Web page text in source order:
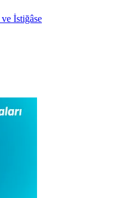
İstiğâse